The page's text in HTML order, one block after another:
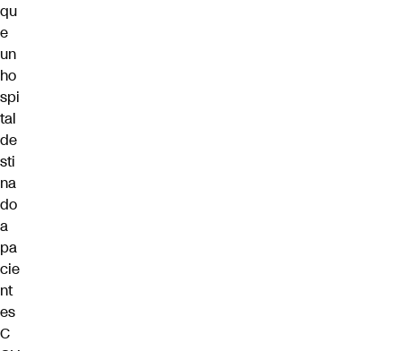
qu
e
un
ho
spi
tal
de
sti
na
do
a
pa
cie
nt
es
C